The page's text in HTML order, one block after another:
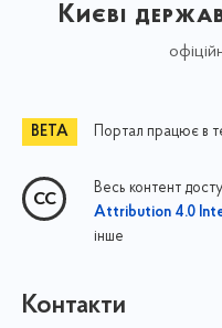
Києві
Портал працює в
Весь контент
Attribution 4.0
інше
Контакти